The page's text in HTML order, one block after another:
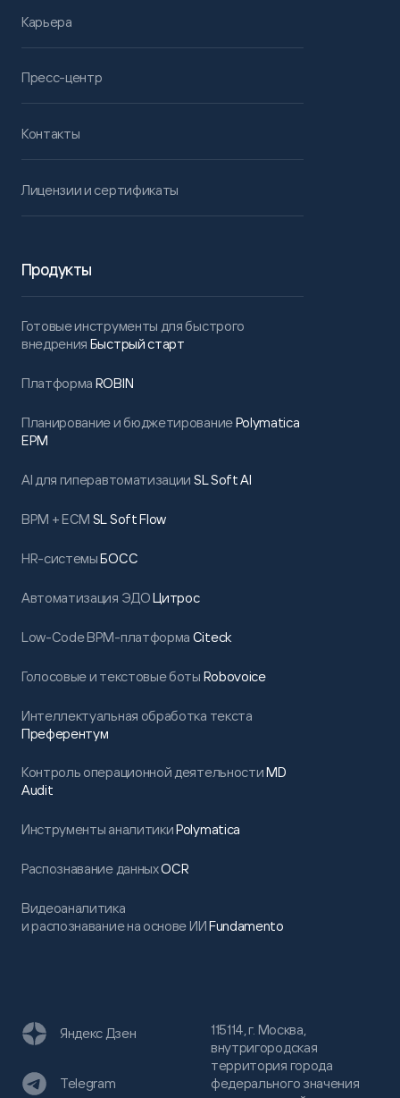
Карьера
Пресс-центр
Контакты
Лицензии и сертификаты
Продукты
Готовые инструменты для быстрого
внедрения Быстрый старт
Платформа ROBIN
Планирование и бюджетированиеPolymatica
EPM
AI для гиперавтоматизации SL Soft AI
BPM + ECM SL Soft Flow
HR-системыБОСС
Автоматизация ЭДОЦитрос
Low-Code BPM-платформа Citeck
Голосовые и текстовые боты Robovoice
Интеллектуальная обработка текста
Преферентум
Контроль операционной деятельностиMD
Audit
Инструменты аналитикиPolymatica
Распознавание данныхOCR
Видеоаналитика
и распознавание на основе ИИFundamento
115114, г. Москва,
внутригородская
территория города
федерального значения
Яндекс Дзен
Telegram